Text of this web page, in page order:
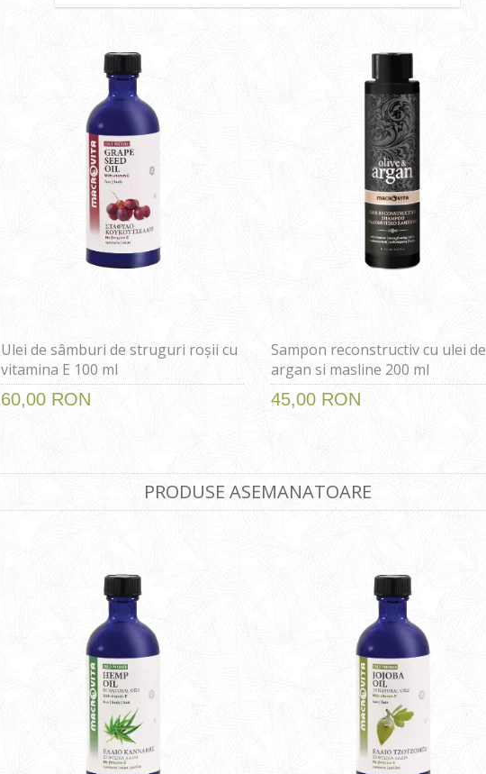
Ulei de sâmburi de struguri roșii cu
vitamina E 100 ml
60,00 RON
Sampon reconstructiv cu ulei de
argan si masline 200 ml
45,00 RON
PRODUSE ASEMANATOARE